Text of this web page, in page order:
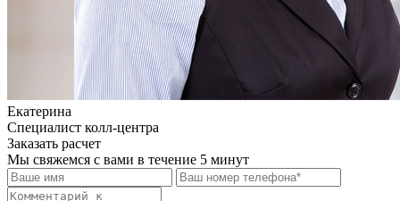
Екатерина
Специалист колл-центра
Заказать расчет
Мы свяжемся с вами в течение 5 минут